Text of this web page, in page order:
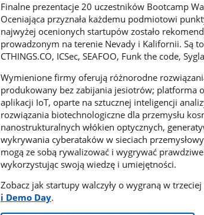
Finalne prezentacje 20 uczestników Bootcamp
Oceniająca przyznała każdemu podmiotowi
najwyżej ocenionych startupów zostało
prowadzonym na terenie Nevady i Kalifornii. Są
CTHINGS.CO, ICSec, SEAFOO, Funk the code,
Wymienione firmy oferują różnorodne
produkowany bez zabijania jesiotrów; platforma
aplikacji IoT, oparte na sztucznej inteligencji
rozwiązania biotechnologiczne dla przemysłu
nanostrukturalnych włókien optycznych,
wykrywania cyberataków w sieciach
mogą ze sobą rywalizować i wygrywać
wykorzystując swoją wiedzę i umiejętności.
Zobacz jak startupy walczyły o wygraną w trzeciej
i Demo Day.